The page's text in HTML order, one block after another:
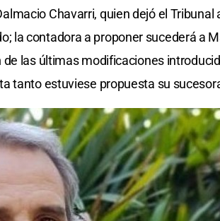
Chavarri, quien dejó el Tribunal
la contadora a proponer sucederá a
las últimas modificaciones
tanto estuviese propuesta su